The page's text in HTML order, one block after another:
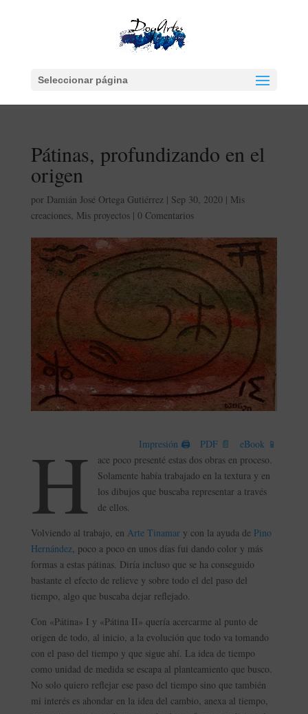
Seleccionar página
Pátinas, profundizando en el
origen
por Damián José Ortega Gutiérrez| Sep 30, 2020| Mis
creaciones, Mis proyectos| 0 Comentarios
Impresión 🖨 PDF 📄 eBook 📱
H
ace poco presenté estas dos obras en proceso.
Solamente había trabajado en la textura y en
los dibujos que buscaba representar a través
de ellos.
Volviendo al trabajo, en Arte Tinamary con la ayuda de Pino
Hernández, poco a poco en unos días fui dando color y más
formas a estas pátinas. Diría incluso que se ha conseguido
bastante el efecto de relieve y sobre todo el del paso del
tiempo, algo que buscaba dejar reflejado.
Con «Pátina» I y «Pátina II» quería acercarme al punto de
origen de todo, al inicio, a la evolución que todo va tomando
con el paso del tiempo y que sigue ahí. La idea de tiempo
como unidad de medida se escapa al planteamiento que busco.
No solo quiero reflejar ese paso del tiempo sino que también
mi interés es ahondar en la idea del cambio, anexa al tiempo,